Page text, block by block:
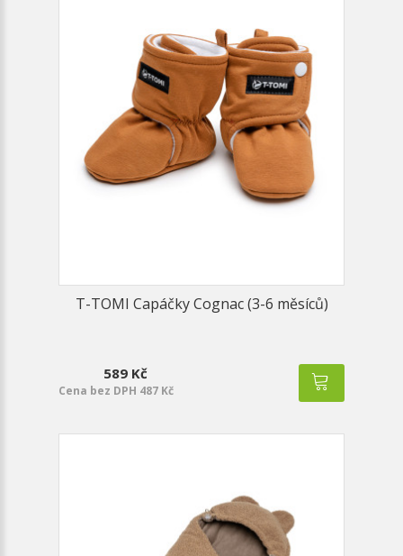
T-TOMI Capáčky Cognac (3-6 měsíců)
589 Kč
Cena bez DPH 487 Kč